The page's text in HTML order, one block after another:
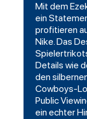
Mit dem
ein
profitieren
Nike. Das
Details wie
den
Cowboys-
Public
ein echter